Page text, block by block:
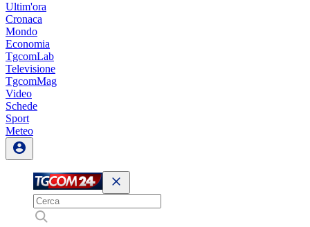
Ultim'ora
Cronaca
Mondo
Economia
TgcomLab
Televisione
TgcomMag
Video
Schede
Sport
Meteo